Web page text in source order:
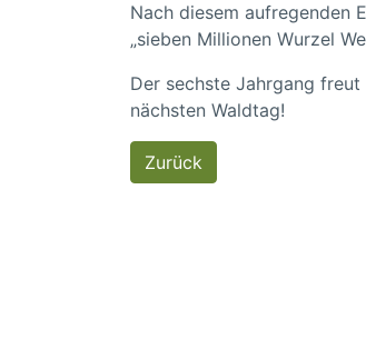
Nach diesem aufregenden
„sieben Millionen Wurzel
Der sechste Jahrgang
nächsten Waldtag!
Zurück